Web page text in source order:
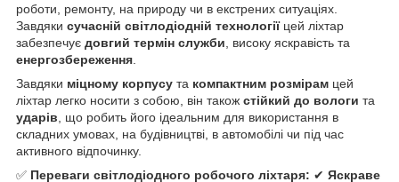
роботи, ремонту, на природу чи в екстрених ситуаціях.
Завдяки сучасній світлодіодній технологіїцей ліхтар
забезпечує довгий термін служби , високу яскравість та
енергозбереження
Завдяки міцному корпусу та компактним розмірам цей
ліхтар легко носити з собою, він також стійкий до вологи та
ударів , що робить його ідеальним для використання в
складних умовах, на будівництві, в автомобілі чи під час
активного відпочинку.
✅ Переваги світлодіодного робочого ліхтаря: ✔ Яскраве